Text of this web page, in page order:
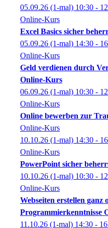
05.09.26 (1-mal) 10:30 -
Online-Kurs
Excel Basics sicher
05.09.26 (1-mal) 14:30 -
Online-Kurs
Geld verdienen durch
Online-Kurs
06.09.26 (1-mal) 10:30 -
Online-Kurs
Online bewerben zur
Online-Kurs
10.10.26 (1-mal) 14:30 -
Online-Kurs
PowerPoint sicher
10.10.26 (1-mal) 10:30 -
Online-Kurs
Webseiten erstellen ganz
Programmierkenntnisse
11.10.26 (1-mal) 14:30 -